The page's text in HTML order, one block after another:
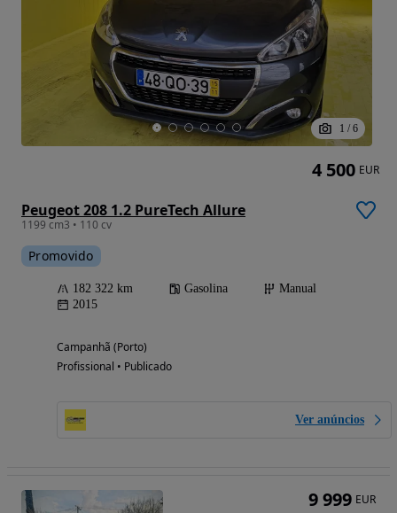
1 / 6
Peugeot 208 1.2 PureTech Allure
1199 cm3 • 110 cv
Promovido
182 322 km Gasolina
Manual
2015
Campanhã (Porto)
Profissional • Publicado
Ver anúncios
4 500 EUR
9 999 EUR